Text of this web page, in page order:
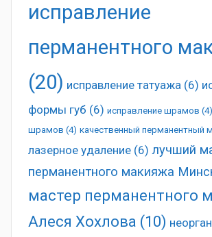
исправление
перманентного
(20) исправление татуажа (6)
формы губ (6) исправление шрамов (4)
шрамов (4) качественный перманентный
лазерное удаление (6) лучший
перманентного макияжа
мастер перманентного
Алеся Хохлова (10)